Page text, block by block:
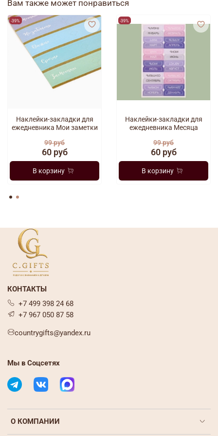
Вам также может понравиться
-39%
Наклейки-закладки для
ежедневника Мои заметки
99 руб
60 руб
В корзину
-39%
Наклейки-закладки для
ежедневника Месяца
99 руб
60 руб
В корзину
О КОМПАНИИ
КОНТАКТЫ
+7 499 398 24 68
+7 967 050 87 58
countrygifts@yandex.ru
Мы в Соцсетях